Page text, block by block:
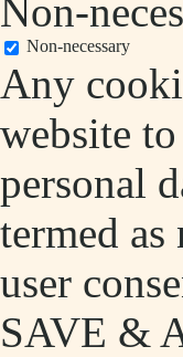
Non-
Non-necessary
Any
website
personal
termed
user
SAVE &